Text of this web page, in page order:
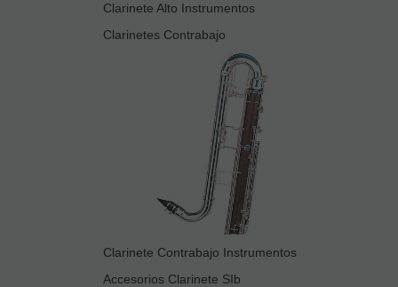
Clarinete Alto Instrumentos
Clarinetes Contrabajo
Clarinete Contrabajo Instrumentos
Accesorios Clarinete SIb